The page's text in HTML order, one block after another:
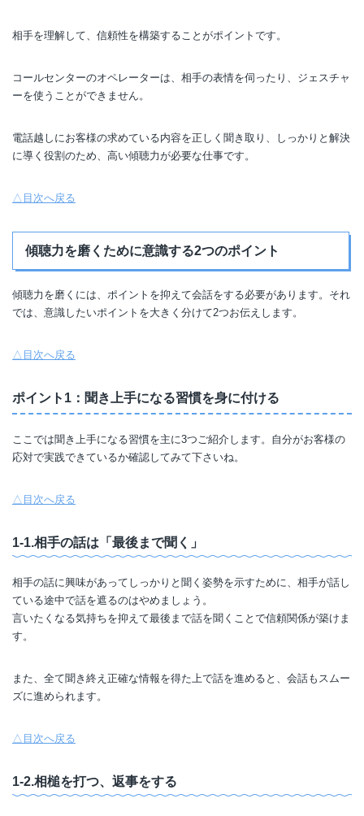
相手を理解して、信頼性を構築することがポイントです。
コールセンターのオペレーターは、相手の表情を伺ったり、ジェスチャ
ーを使うことができません。
電話越しにお客様の求めている内容を正しく聞き取り、しっかりと解決
に導く役割のため、高い傾聴力が必要な仕事です。
△目次へ戻る
傾聴力を磨くために意識する2つのポイント
傾聴力を磨くには、ポイントを抑えて会話をする必要があります。それ
では、意識したいポイントを大きく分けて2つお伝えします。
△目次へ戻る
ポイント1：聞き上手になる習慣を身に付ける
ここでは聞き上手になる習慣を主に3つご紹介します。自分がお客様の
応対で実践できているか確認してみて下さいね。
△目次へ戻る
1-1.相手の話は「最後まで聞く」
相手の話に興味があってしっかりと聞く姿勢を示すために、相手が話し
ている途中で話を遮るのはやめましょう。
言いたくなる気持ちを抑えて最後まで話を聞くことで信頼関係が築けま
す。
また、全て聞き終え正確な情報を得た上で話を進めると、会話もスムー
ズに進められます。
△目次へ戻る
1-2.相槌を打つ、返事をする